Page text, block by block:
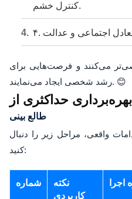
کنترل خشم.
۴.
می‌کنند و فرصت‌هایی برای
رشد شخصی ایجاد می‌نمایند. 😊
حداکثری از
طالع بینی
واقعی، مراحل زیر را دنبال
کنید:
شماره
نکته
کاربردی
اجرا